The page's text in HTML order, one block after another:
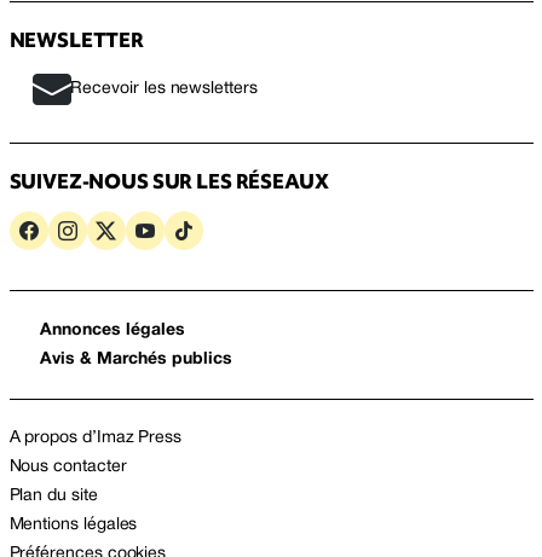
NEWSLETTER
Recevoir les newsletters
SUIVEZ-NOUS SUR LES RÉSEAUX
Annonces légales
Avis & Marchés publics
A propos d’Imaz Press
Nous contacter
Plan du site
Mentions légales
Préférences cookies